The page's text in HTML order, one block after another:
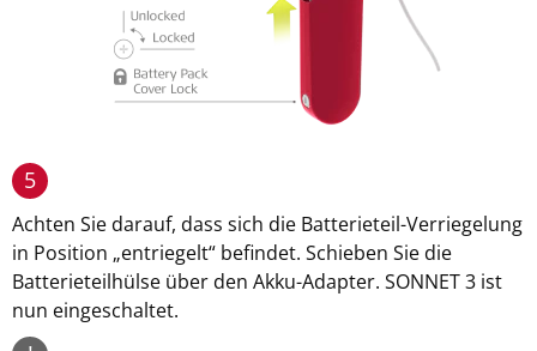
5
Achten Sie darauf, dass sich die Batterieteil-Verriegelung
in Position „entriegelt“ befindet. Schieben Sie die
Batterieteilhülse über den Akku-Adapter. SONNET 3 ist
nun eingeschaltet.